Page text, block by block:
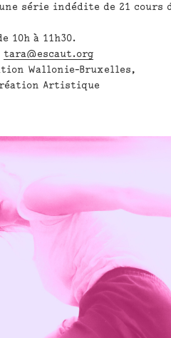
une série indédite de 21
10h à 11h30.
tara@escaut.org
Wallonie-Bruxelles,
Artistique